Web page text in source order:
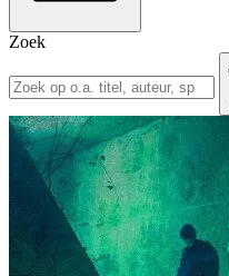
Zoek